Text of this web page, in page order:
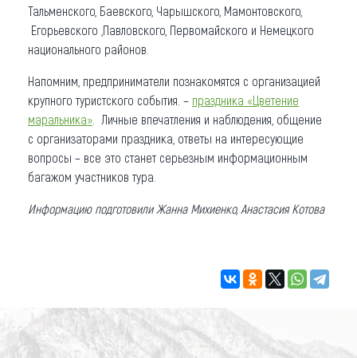
Тальменского, Баевского, Чарышского, Мамонтовского,
Егорьевского ,Павловского, Первомайского и Немецкого
национального районов.
Напомним, предприниматели познакомятся с организацией
крупного туристского события. – праздника «Цветение
маральника» . Личные впечатления и наблюдения, общение
с организаторами праздника, ответы на интересующие
вопросы – все это станет серьезным информационным
багажом участников тура.
Информацию подготовили Жанна Михиенко, Анастасия Котова